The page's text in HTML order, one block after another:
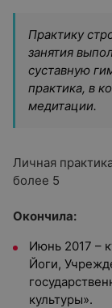
Практику
занятия
суставную
практика, в
медитации.
Личная
более 5
Окончила:
Июнь 2017 –
Йоги,
культуры».